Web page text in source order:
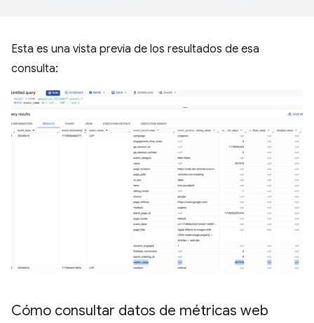
Esta es una vista previa de los resultados de esa
consulta:
Cómo consultar datos de métricas web